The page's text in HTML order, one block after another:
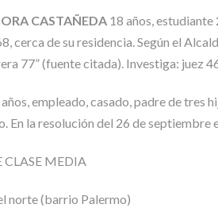
CASTAÑEDA18 años, estudiante
cerca de su residencia. Según el
77” (fuente citada). Investiga: juez
empleado, casado, padre de tres
En la resolución del 26 de
CLASE MEDIA
norte (barrio Palermo)